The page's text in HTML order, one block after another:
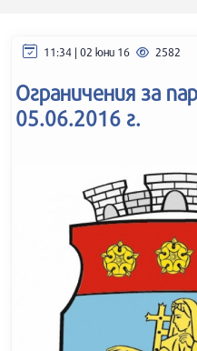
11:34 | 02 юни 16 2582
Ограничения за
05.06.2016 г.